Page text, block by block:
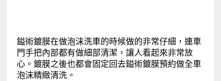
鎰術鍍膜在做泡沫洗車的時候做的非常仔細，連車
門手把內部都有做細部清潔，讓人看起來非常放
心。鍍膜之後也都會固定回去鎰術鍍膜預約做全車
泡沫精緻清洗。